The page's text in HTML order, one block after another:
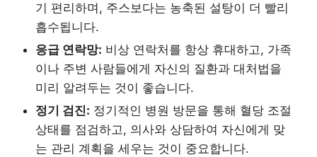
기 편리하며, 주스보다는 농축된 설탕이 더 빨리
흡수됩니다.
응급 연락망: 비상 연락처를 항상 휴대하고, 가족
이나 주변 사람들에게 자신의 질환과 대처법을
미리 알려두는 것이 좋습니다.
정기 검진: 정기적인 병원 방문을 통해 혈당 조절
상태를 점검하고, 의사와 상담하여 자신에게 맞
는 관리 계획을 세우는 것이 중요합니다.